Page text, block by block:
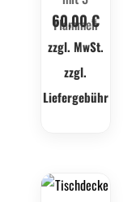
Flammen
60,00€
zzgl. MwSt.
zzgl.
Liefergebühr